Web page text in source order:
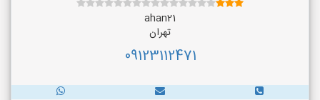
ahan21
تهران
09123112471